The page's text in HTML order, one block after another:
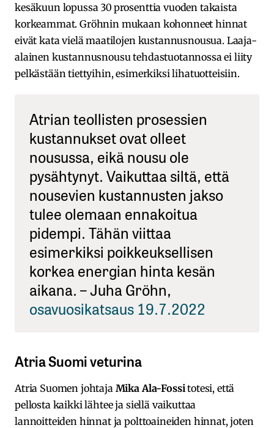
kesäkuun lopussa 30 prosenttia vuoden takaista
korkeammat. Gröhnin mukaan kohonneet hinnat
eivät kata vielä maatilojen kustannusnousua. Laaja-
alainen kustannusnousu tehdastuotannossa ei liity
pelkästään tiettyihin, esimerkiksi lihatuotteisiin.
Atrian teollisten prosessien
kustannukset ovat olleet
nousussa, eikä nousu ole
pysähtynyt. Vaikuttaa siltä, että
nousevien kustannusten jakso
tulee olemaan ennakoitua
pidempi. Tähän viittaa
esimerkiksi poikkeuksellisen
korkea energian hinta kesän
aikana. – Juha Gröhn,
osavuosikatsaus 19.7.2022
Atria Suomi veturina
Atria Suomen johtaja Mika Ala-Fossi totesi, että
pellosta kaikki lähtee ja siellä vaikuttaa
lannoitteiden hinnat ja polttoaineiden hinnat, joten